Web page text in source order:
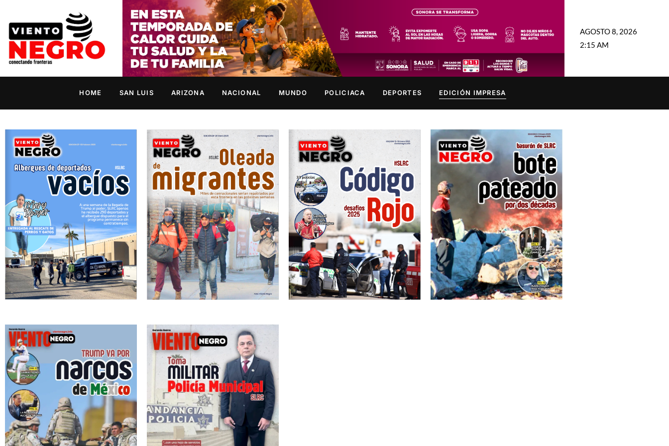
AGOSTO 8, 2026
2:15 AM
HOME SAN LUIS ARIZONA NACIONAL MUNDO POLICIACA DEPORTES EDICIÓN IMPRESA